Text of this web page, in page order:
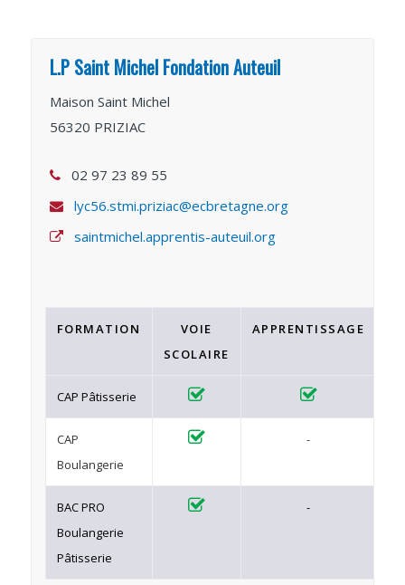
L.P Saint Michel Fondation Auteuil
Maison Saint Michel
56320 PRIZIAC
02 97 23 89 55
lyc56.stmi.priziac@ecbretagne.org
saintmichel.apprentis-auteuil.org
FORMATION
VOIE
SCOLAIRE
APPRENTISSAGE
CAP Pâtisserie
CAP
Boulangerie
-
BAC PRO
Boulangerie
Pâtisserie
-